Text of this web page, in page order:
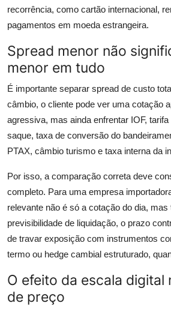
recorrência, como cartão internacional,
pagamentos em moeda estrangeira.
Spread menor não
menor em tudo
É importante separar spread de custo
câmbio, o cliente pode ver uma cotação
agressiva, mas ainda enfrentar IOF,
saque, taxa de conversão do
PTAX, câmbio turismo e taxa interna da
Por isso, a comparação correta deve
completo. Para uma empresa
relevante não é só a cotação do dia, mas
previsibilidade de liquidação, o prazo
de travar exposição com instrumentos
termo ou hedge cambial estruturado,
O efeito da escala digital
de preço